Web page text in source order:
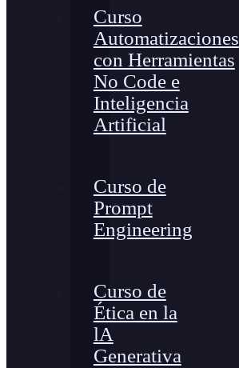
Curso
Automatizaciones
con Herramientas
No Code e
Inteligencia
Artificial
Curso de
Prompt
Engineering
Curso de
Ética en la
lA
Generativa